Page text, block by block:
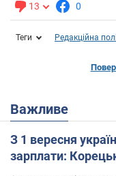
13 0
Теги Редакційна
Важливе
З 1 вересня
зарплати: